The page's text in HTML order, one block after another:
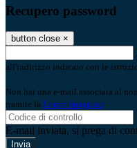
Recupero password
button close ×
all'indirizzo indicato con le
Non hai una e-mail associata al
tramite la Login Spaggiari
E-mail inviata, si prega di